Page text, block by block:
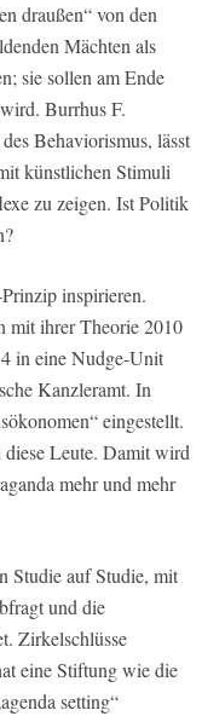
draußen“ von den
Mächten als
sie sollen am Ende
Burrhus F.
Behaviorismus, lässt
künstlichen Stimuli
zu zeigen. Ist Politik
inspirieren.
mit ihrer Theorie 2010
in eine Nudge-Unit
Kanzleramt. In
eingestellt.
diese Leute. Damit wird
mehr und mehr
Studie auf Studie, mit
und die
Zirkelschlüsse
eine Stiftung wie die
setting“